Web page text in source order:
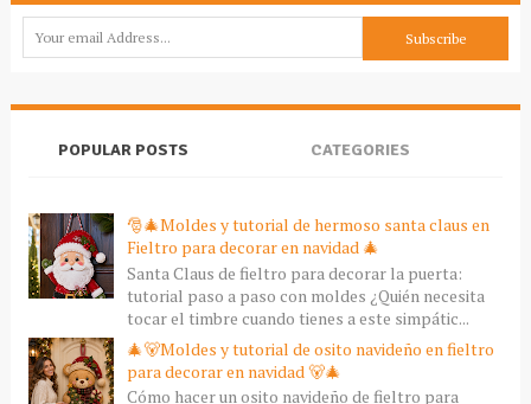
POPULAR POSTS CATEGORIES
🎅🎄Moldes y tutorial de hermoso santa claus en
Fieltro para decorar en navidad 🎄
Santa Claus de fieltro para decorar la puerta:
tutorial paso a paso con moldes ¿Quién necesita
tocar el timbre cuando tienes a este simpátic...
🎄🐻Moldes y tutorial de osito navideño en fieltro
para decorar en navidad 🐻🎄
Cómo hacer un osito navideño de fieltro para